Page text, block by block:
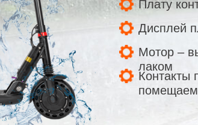
Плату
Дисплей
Мотор –
лаком
Контакты
помещаем